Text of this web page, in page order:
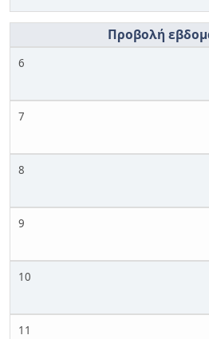
6
7
8
9
10
11